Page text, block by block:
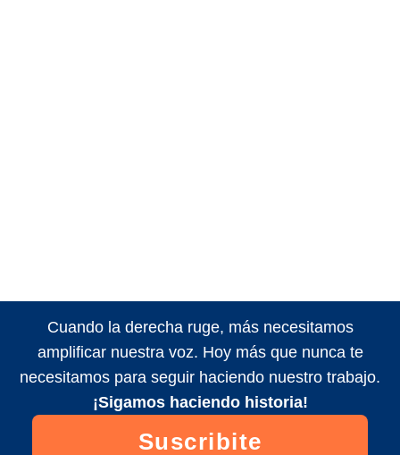
Cuando la derecha ruge, más necesitamos
amplificar nuestra voz. Hoy más que nunca te
necesitamos para seguir haciendo nuestro trabajo.
¡Sigamos haciendo historia!
Suscribite